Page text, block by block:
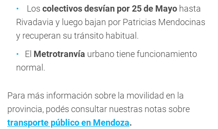
Los colectivos desvían por 25 de Mayo hasta
Rivadavia y luego bajan por Patricias Mendocinas
y recuperan su tránsito habitual.
El Metrotranvía urbano tiene funcionamiento
normal.
Para más información sobre la movilidad en la
provincia, podés consultar nuestras notas sobre
transporte público en Mendoza.